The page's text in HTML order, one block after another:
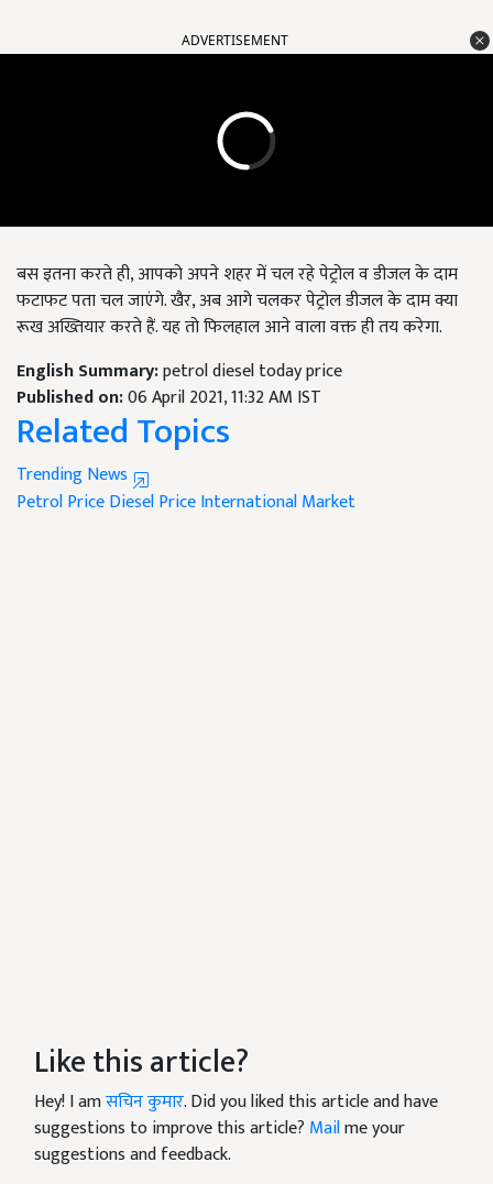
ADVERTISEMENT
बस इतना करते ही, आपको अपने शहर में चल रहे पेट्रोल व डीजल के दाम
फटाफट पता चल जाएंगे. खैर, अब आगे चलकर पेट्रोल डीजल के दाम क्या
रूख अख्तियार करते हैं. यह तो फिलहाल आने वाला वक्त ही तय करेगा.
English Summary:petrol diesel today price
Published on:06 April 2021, 11:32 AM IST
Related Topics
Trending News
Petrol PriceDiesel PriceInternational Market
Like this article?
Hey! I amसचिन कुमार. Did you liked this article and have
suggestions to improve this article? Mailme your
suggestions and feedback.